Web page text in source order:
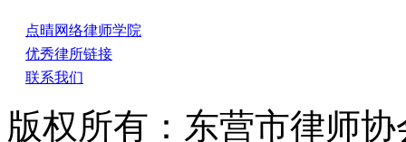
点晴网络律师学院
优秀律所链接
联系我们
版权所有：东营市律师